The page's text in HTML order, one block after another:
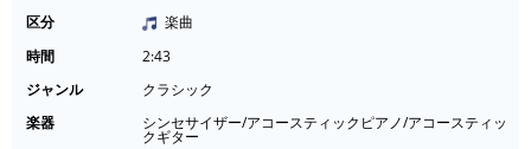
区分
楽曲
時間
2:43
ジャンル
クラシック
楽器
シンセサイザー/アコースティックピアノ/アコースティッ
クギター